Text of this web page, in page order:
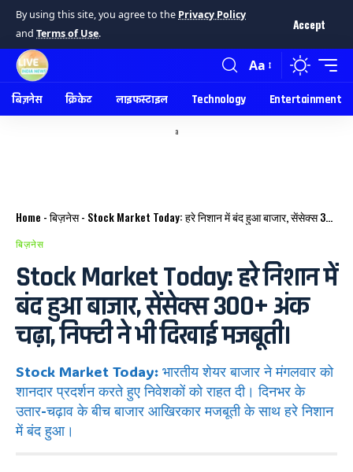
By using this site, you agree to the Privacy Policy
and Terms of Use.
Accept
Aa
बिज़नेस क्रिकेट लाइफस्टाइल Technology Entertainment
a
Home -बिज़नेस- Stock Market Today: हरे निशान में बंद हुआ बाजार, सेंसेक्स 300+ अंक चढ़ा, निफ्टी ने भी दिखाई मजबूती।
बिज़नेस
Stock Market Today: हरे निशान में
बंद हुआ बाजार, सेंसेक्स 300+ अंक
चढ़ा, निफ्टी ने भी दिखाई मजबूती।
Stock Market Today: भारतीय शेयर बाजार ने मंगलवार को
शानदार प्रदर्शन करते हुए निवेशकों को राहत दी। दिनभर के
उतार-चढ़ाव के बीच बाजार आखिरकार मजबूती के साथ हरे निशान
में बंद हुआ।